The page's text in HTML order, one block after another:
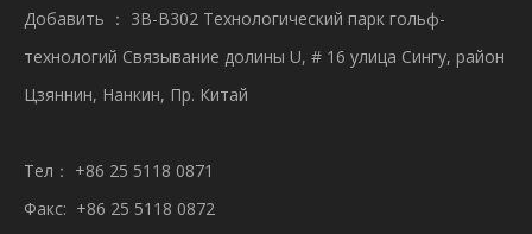
Добавить ： 3B-B302 Технологический парк гольф-
технологий Связывание долины U, # 16 улица Сингу, район
Цзяннин, Нанкин, Пр. Китай
Тел： +86 25 5118 0871
Факс: +86 25 5118 0872